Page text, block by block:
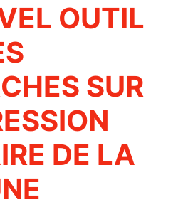
OUTIL
SUR
DE LA